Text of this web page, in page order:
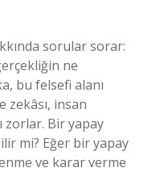
sorular sorar:
ne
bu felsefi alanı
insan
zorlar. Bir yapay
mi? Eğer bir yapay
ve karar verme